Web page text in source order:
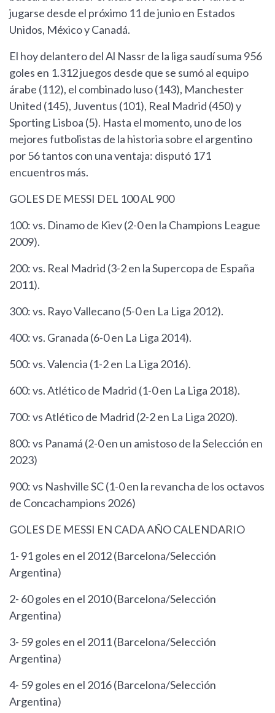
jugarse desde el próximo 11 de junio en Estados
Unidos, México y Canadá.
El hoy delantero del Al Nassr de la liga saudí suma 956
goles en 1.312 juegos desde que se sumó al equipo
árabe (112), el combinado luso (143), Manchester
United (145), Juventus (101), Real Madrid (450) y
Sporting Lisboa (5). Hasta el momento, uno de los
mejores futbolistas de la historia sobre el argentino
por 56 tantos con una ventaja: disputó 171
encuentros más.
GOLES DE MESSI DEL 100 AL 900
100: vs. Dinamo de Kiev (2-0 en la Champions League
2009).
200: vs. Real Madrid (3-2 en la Supercopa de España
2011).
300: vs. Rayo Vallecano (5-0 en La Liga 2012).
400: vs. Granada (6-0 en La Liga 2014).
500: vs. Valencia (1-2 en La Liga 2016).
600: vs. Atlético de Madrid (1-0 en La Liga 2018).
700: vs Atlético de Madrid (2-2 en La Liga 2020).
800: vs Panamá (2-0 en un amistoso de la Selección en
2023)
900: vs Nashville SC (1-0 en la revancha de los octavos
de Concachampions 2026)
GOLES DE MESSI EN CADA AÑO CALENDARIO
1- 91 goles en el 2012 (Barcelona/Selección
Argentina)
2- 60 goles en el 2010 (Barcelona/Selección
Argentina)
3- 59 goles en el 2011 (Barcelona/Selección
Argentina)
4- 59 goles en el 2016 (Barcelona/Selección
Argentina)